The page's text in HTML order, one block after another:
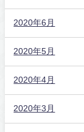
2020年6月
2020年5月
2020年4月
2020年3月